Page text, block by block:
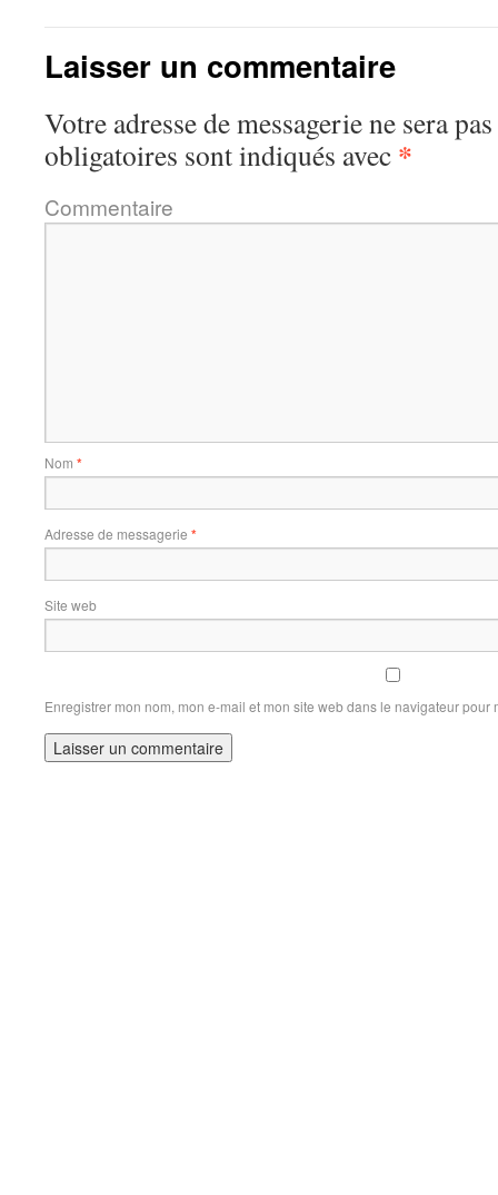
Laisser un commentaire
Votre adresse de messagerie ne sera
obligatoires sont indiqués avec *
Commentaire
Nom *
Adresse de messagerie *
Site web
Enregistrer mon nom, mon e-mail et mon site web dans le navigateur pour